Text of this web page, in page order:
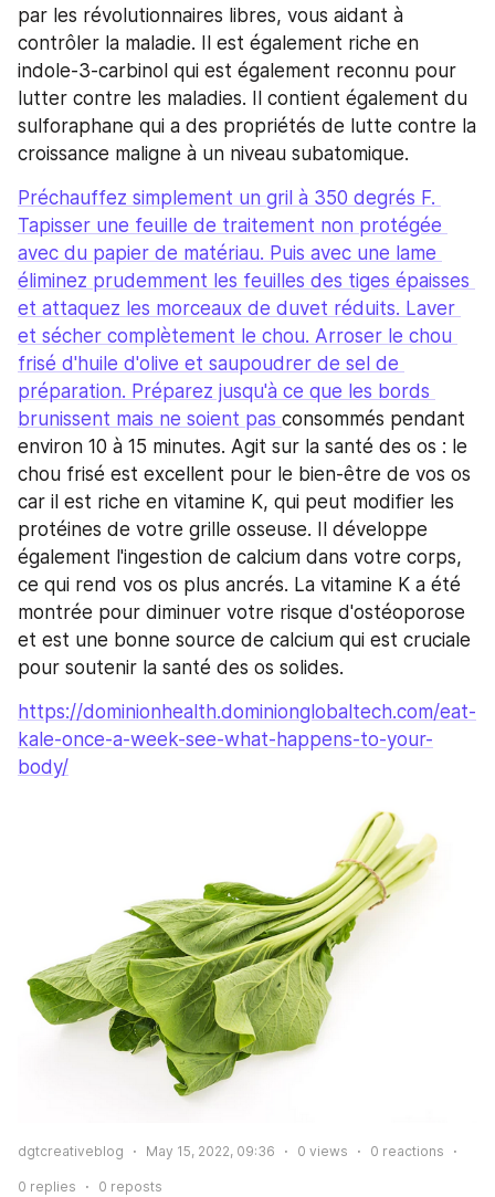
par les révolutionnaires libres, vous aidant à
contrôler la maladie. Il est également riche en
indole-3-carbinol qui est également reconnu pour
lutter contre les maladies. Il contient également du
sulforaphane qui a des propriétés de lutte contre la
croissance maligne à un niveau subatomique.
Préchauffez simplement un gril à 350 degrés F.
Tapisser une feuille de traitement non protégée
avec du papier de matériau. Puis avec une lame
éliminez prudemment les feuilles des tiges épaisses
et attaquez les morceaux de duvet réduits. Laver
et sécher complètement le chou. Arroser le chou
frisé d'huile d'olive et saupoudrer de sel de
préparation. Préparez jusqu'à ce que les bords
brunissent mais ne soient pas consommés pendant
environ 10 à 15 minutes. Agit sur la santé des os : le
chou frisé est excellent pour le bien-être de vos os
car il est riche en vitamine K, qui peut modifier les
protéines de votre grille osseuse. Il développe
également l'ingestion de calcium dans votre corps,
ce qui rend vos os plus ancrés. La vitamine K a été
montrée pour diminuer votre risque d'ostéoporose
et est une bonne source de calcium qui est cruciale
pour soutenir la santé des os solides.
https://dominionhealth.dominionglobaltech.com/eat-
kale-once-a-week-see-what-happens-to-your-
body/
dgtcreativeblog May 15, 2022, 09:36 0 views 0 reactions
0 replies 0 reposts